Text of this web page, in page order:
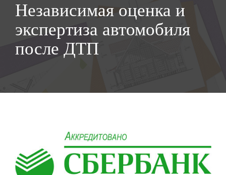
Независимая оценка и
экспертиза автомобиля
после ДТП